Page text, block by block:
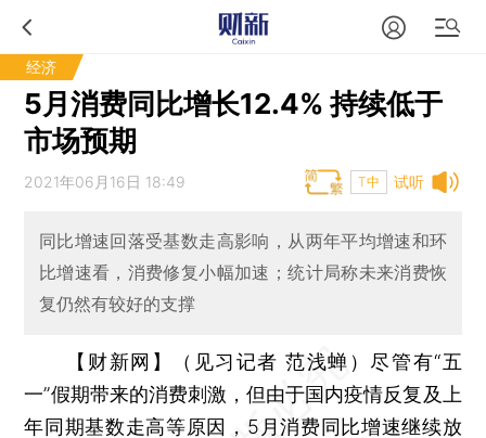
经济
5月消费同比增长12.4% 持续低于
市场预期
试听
2021年06月16日 18:49 T中
同比增速回落受基数走高影响，从两年平均增速和环
比增速看，消费修复小幅加速；统计局称未来消费恢
复仍然有较好的支撑
【财新网】（见习记者 范浅蝉）尽管有“五
一”假期带来的消费刺激，但由于国内疫情反复及上
年同期基数走高等原因，5月消费同比增速继续放